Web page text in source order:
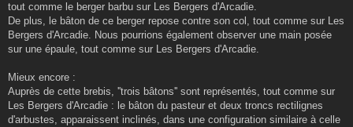
tout comme le berger barbu sur Les Bergers d'Arcadie.
De plus, le bâton de ce berger repose contre son col, tout comme sur Les
Bergers d'Arcadie. Nous pourrions également observer une main posée
sur une épaule, tout comme sur Les Bergers d'Arcadie.
Mieux encore :
Auprès de cette brebis, ''trois bâtons'' sont représentés, tout comme sur
Les Bergers d'Arcadie : le bâton du pasteur et deux troncs rectilignes
d'arbustes, apparaissent inclinés, dans une configuration similaire à celle